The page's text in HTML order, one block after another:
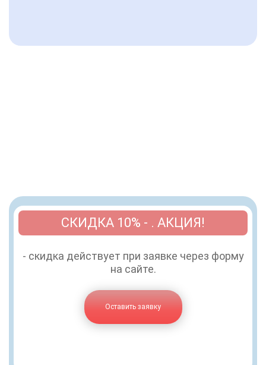
СКИДКА 10% - . АКЦИЯ!
- скидка действует при заявке через форму
на сайте.
Оставить заявку